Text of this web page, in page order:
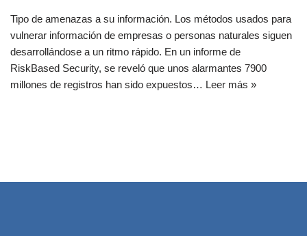
Tipo de amenazas a su información. Los métodos usados para
vulnerar información de empresas o personas naturales siguen
desarrollándose a un ritmo rápido. En un informe de
RiskBased Security, se reveló que unos alarmantes 7900
millones de registros han sido expuestos… Leer más »